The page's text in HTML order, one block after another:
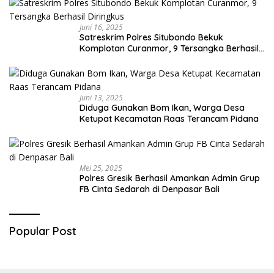
Juni 16, 2025
Satreskrim Polres Situbondo Bekuk
Komplotan Curanmor, 9 Tersangka Berhasil
Juni 13, 2025
Diduga Gunakan Bom Ikan, Warga Desa
Ketupat Kecamatan Raas Terancam Pidana
Mei 25, 2025
Polres Gresik Berhasil Amankan Admin Grup
FB Cinta Sedarah di Denpasar Bali
Popular Post